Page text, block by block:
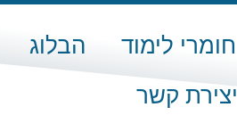
חומרי לימוד הבלוג
יצירת קשר